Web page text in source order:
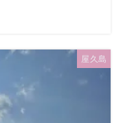
屋久島